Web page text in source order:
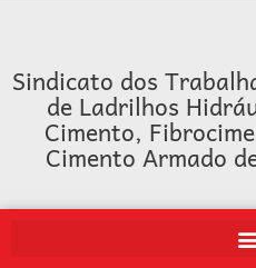
Sindicato dos
de Ladrilhos
Cimento,
Cimento Armado